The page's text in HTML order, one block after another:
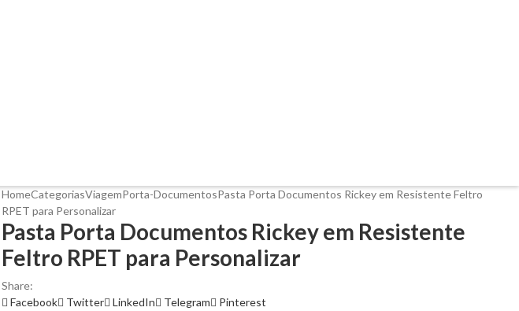
HomeCategoriasViagemPorta-DocumentosPasta Porta Documentos Rickey em Resistente Feltro
RPET para Personalizar
Pasta Porta Documentos Rickey em Resistente
Feltro RPET para Personalizar
Share:
Facebook
Twitter LinkedIn Telegram
Pinterest